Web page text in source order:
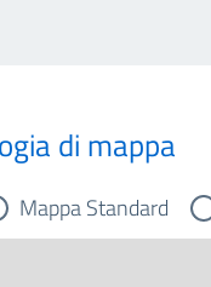
di mappa
Mappa Standard